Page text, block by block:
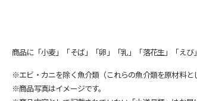
商品に「小麦」「そば」「卵」「乳」「落花生」「え
※エビ・カニを除く魚介類（これらの魚介類を原材料と
※商品写真はイメージです。